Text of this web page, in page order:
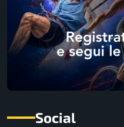
Social